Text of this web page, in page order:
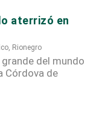
aterrizó en
, Rionegro
del mundo
Córdova de